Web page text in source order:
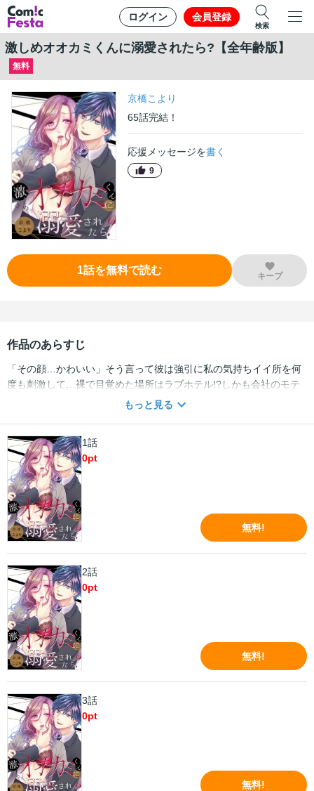
ログイン 会員登録
検索
激しめオオカミくんに溺愛されたら?【全年齢版】
無料
京橋こより
65話完結！
応援メッセージを書く
9
1話を無料で読む キープ
作品のあらすじ
「その顔…かわいい」そう言って彼は強引に私の気持ちイイ所を何
度も刺激して…裸で目覚めた場所はラブホテル!?しかも会社のモテ
後輩・椎木君とシてしまったらしい!!私の方がずっと年上だし一夜の
い」とキスされー!?【※この作品は「激しめオオカミくんの限界エ
ッチ～好きになるまでイかせます!」を縦スクロール版に編集した
『タテ読み版』です。重複購入にご注意ください。】
もっと見る
1話
0pt
無料!
2話
0pt
無料!
3話
0pt
無料!